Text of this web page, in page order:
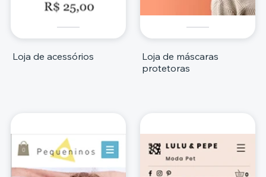
Loja de acessórios
Loja de máscaras
protetoras